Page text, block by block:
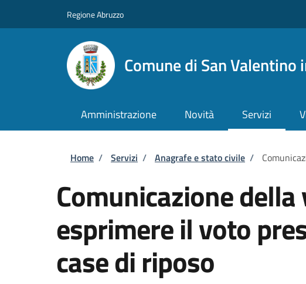
Regione Abruzzo
Comune di San
Amministrazione Novità Servizi
Briciole di pane
Home / Servizi / Anagrafe e stato civile /
Comunicazione
esprimere il voto
case di riposo